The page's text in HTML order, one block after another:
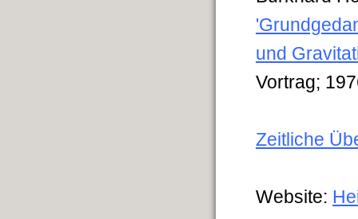
und
Vortrag;
Zeitliche
Website: